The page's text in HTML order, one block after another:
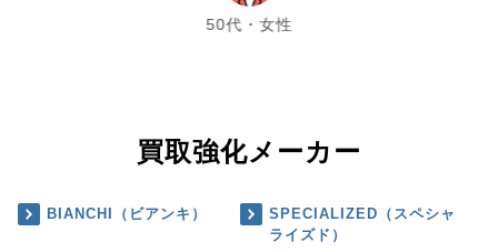
50代・女性
買取強化メーカー
BIANCHI（ビアンキ）
SPECIALIZED（スペシャ
ライズド）